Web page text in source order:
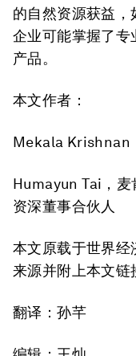
的自然资源获益
企业可能掌握了专
产品。
本文作者：
Mekala Krishnan
Humayun Tai，
资深董事合伙人
本文原载于世界经
来源并附上本文链
翻译：孙芊